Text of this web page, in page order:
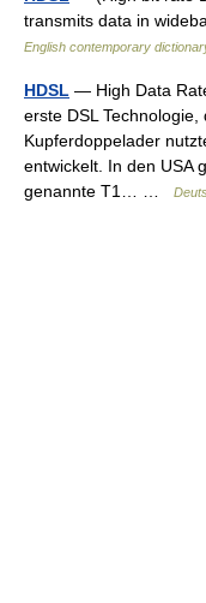
transmits data in
English contemporary
HDSL — High Data
erste DSL
Kupferdoppelader
entwickelt. In den USA
genannte T1… …